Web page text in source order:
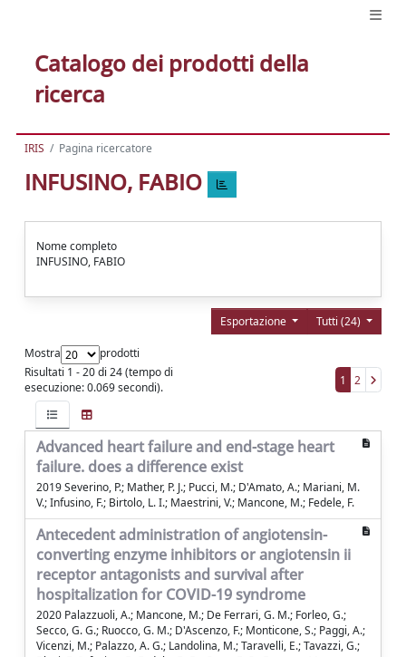
Catalogo dei prodotti della
ricerca
IRIS Pagina ricercatore
INFUSINO, FABIO
Nome completo
INFUSINO, FABIO
Tutti (24)
Esportazione
Mostra
prodotti
Risultati 1 - 20 di 24 (tempo di
esecuzione: 0.069 secondi).
1 2
Advanced heart failure and end-stage heart
failure. does a difference exist
2019 Severino, P.; Mather, P. J.; Pucci, M.; D'Amato, A.; Mariani, M.
V.; Infusino, F.; Birtolo, L. I.; Maestrini, V.; Mancone, M.; Fedele, F.
Antecedent administration of angiotensin-
converting enzyme inhibitors or angiotensin ii
receptor antagonists and survival after
hospitalization for COVID-19 syndrome
2020 Palazzuoli, A.; Mancone, M.; De Ferrari, G. M.; Forleo, G.;
Secco, G. G.; Ruocco, G. M.; D'Ascenzo, F.; Monticone, S.; Paggi, A.;
Vicenzi, M.; Palazzo, A. G.; Landolina, M.; Taravelli, E.; Tavazzi, G.;